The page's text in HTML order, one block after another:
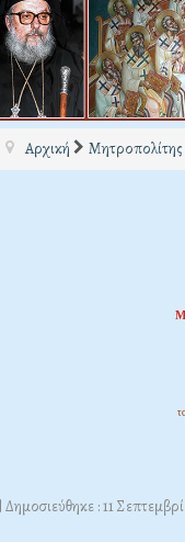
Αρχική
Δημοσιεύθηκε : 11